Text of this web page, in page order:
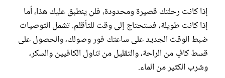
إذا كانت رحلتك قصيرة ومحدودة، فلن ينطبق عليك هذا، أما
إذا كانت طويلة، فستحتاج إلى وقت للتأقلم. تشمل التوصيات
ضبط الوقت الجديد على ساعتك فور وصولك، والحصول على
قسط كافٍ من الراحة، والتقليل من تناول الكافيين والسكر،
وشرب الكثير من الماء.